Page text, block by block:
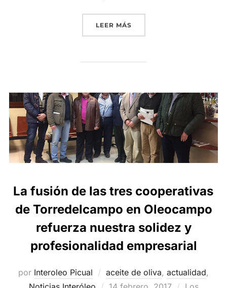
LEER MÁS«PARTICIPAMOS EN EL
La fusión de las tres cooperativas
de Torredelcampo en Oleocampo
refuerza nuestra solidez y
profesionalidad empresarial
por Interoleo Picual aceite de oliva, actualidad,
Publicado